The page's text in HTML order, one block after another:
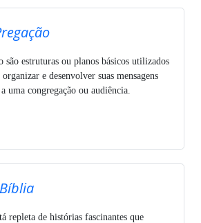
são estruturas ou planos básicos utilizados
e desenvolver suas mensagens
uma congregação ou audiência.
repleta de histórias fascinantes que